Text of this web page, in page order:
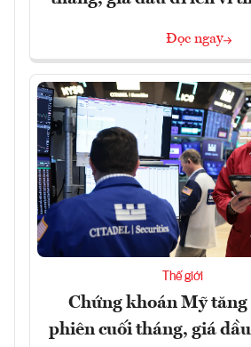
Đọc ngay
Thế giới
Chứng khoán Mỹ tăng
phiên cuối tháng, giá